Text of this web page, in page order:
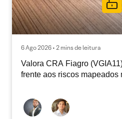
6 Ago 2026 • 2 mins de leitura
Valora CRA Fiagro
frente aos riscos mapeados